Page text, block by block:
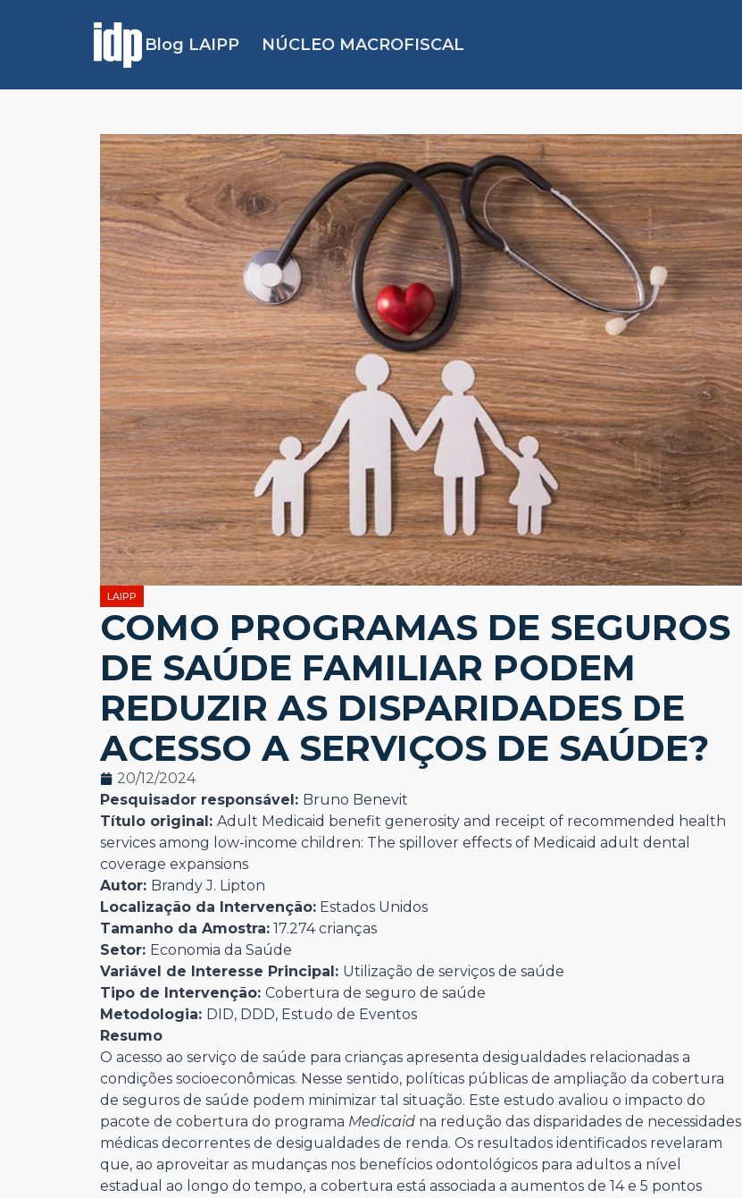
Blog LAIPP NÚCLEO MACROFISCAL
LAIPP
COMO PROGRAMAS DE SEGUROS
DE SAÚDE FAMILIAR PODEM
REDUZIR AS DISPARIDADES DE
ACESSO A SERVIÇOS DE SAÚDE?
20/12/2024
Pesquisador responsável: Bruno Benevit
Título original: Adult Medicaid benefit generosity and receipt of recommended health
services among low-income children: The spillover effects of Medicaid adult dental
coverage expansions
Autor: Brandy J. Lipton
Localização da Intervenção: Estados Unidos
Tamanho da Amostra: 17.274 crianças
Setor: Economia da Saúde
Variável de Interesse Principal: Utilização de serviços de saúde
Tipo de Intervenção: Cobertura de seguro de saúde
Metodologia: DID, DDD, Estudo de Eventos
Resumo
O acesso ao serviço de saúde para crianças apresenta desigualdades relacionadas a
condições socioeconômicas. Nesse sentido, políticas públicas de ampliação da cobertura
de seguros de saúde podem minimizar tal situação. Este estudo avaliou o impacto do
pacote de cobertura do programa Medicaid na redução das disparidades de necessidades
médicas decorrentes de desigualdades de renda. Os resultados identificados revelaram
que, ao aproveitar as mudanças nos benefícios odontológicos para adultos a nível
estadual ao longo do tempo, a cobertura está associada a aumentos de 14 e 5 pontos